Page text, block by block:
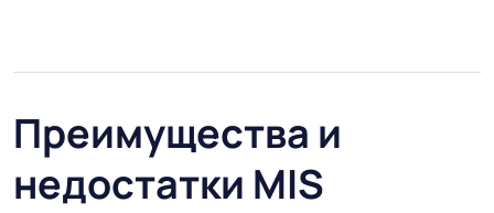
Преимущества и
недостатки MIS